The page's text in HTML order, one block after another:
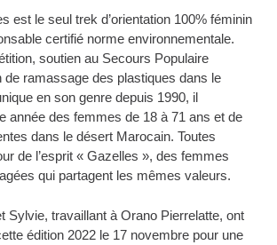
est le seul trek d’orientation 100% féminin
certifié norme environnementale.
soutien au Secours Populaire
de ramassage des plastiques dans le
en son genre depuis 1990, il
année des femmes de 18 à 71 ans et de
dans le désert Marocain. Toutes
de l’esprit « Gazelles », des femmes
qui partagent les mêmes valeurs.
Sylvie, travaillant à Orano Pierrelatte, ont
édition 2022 le 17 novembre pour une